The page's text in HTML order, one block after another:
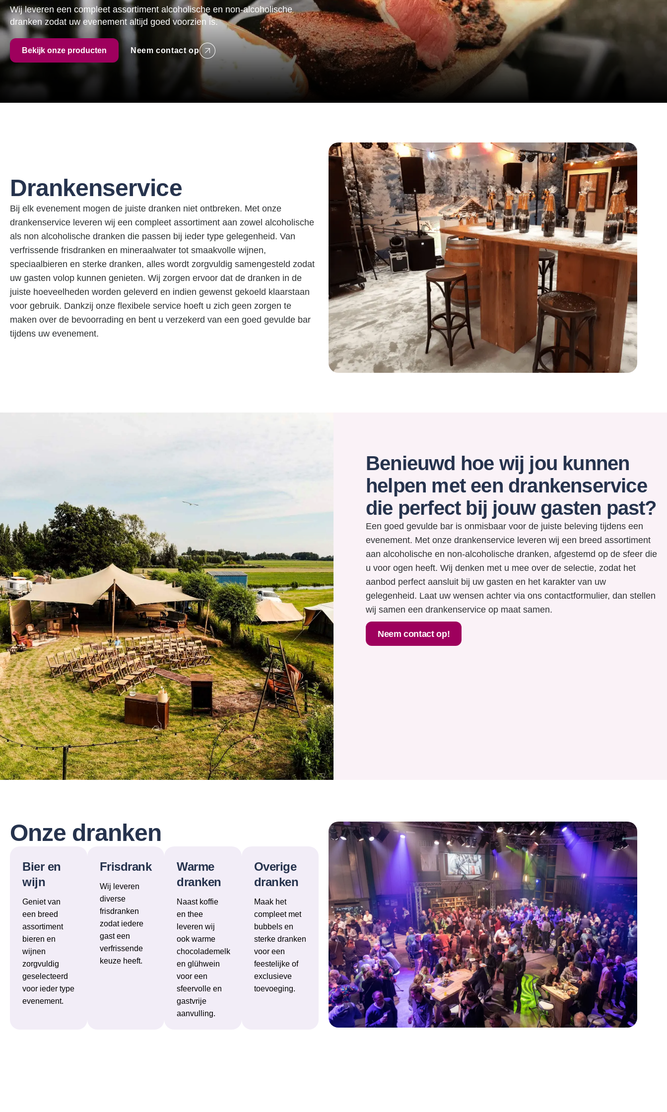
Wij leveren een compleet assortiment alcoholische en non-alcoholische
dranken zodat uw evenement altijd goed voorzien is.
Bekijk onze producten Neem contact op
Drankenservice
Bij elk evenement mogen de juiste dranken niet ontbreken. Met onze
drankenservice leveren wij een compleet assortiment aan zowel alcoholische
als non alcoholische dranken die passen bij ieder type gelegenheid. Van
verfrissende frisdranken en mineraalwater tot smaakvolle wijnen,
speciaalbieren en sterke dranken, alles wordt zorgvuldig samengesteld zodat
uw gasten volop kunnen genieten. Wij zorgen ervoor dat de dranken in de
juiste hoeveelheden worden geleverd en indien gewenst gekoeld klaarstaan
voor gebruik. Dankzij onze flexibele service hoeft u zich geen zorgen te
maken over de bevoorrading en bent u verzekerd van een goed gevulde bar
tijdens uw evenement.
Benieuwd hoe wij jou kunnen
helpen met een drankenservice
die perfect bij jouw gasten past?
Een goed gevulde bar is onmisbaar voor de juiste beleving tijdens een
evenement. Met onze drankenservice leveren wij een breed assortiment
aan alcoholische en non-alcoholische dranken, afgestemd op de sfeer die
u voor ogen heeft. Wij denken met u mee over de selectie, zodat het
aanbod perfect aansluit bij uw gasten en het karakter van uw
gelegenheid. Laat uw wensen achter via ons contactformulier, dan stellen
wij samen een drankenservice op maat samen.
Neem contact op!
Onze dranken
Bier en
wijn
Geniet van
een breed
assortiment
bieren en
wijnen
zorgvuldig
geselecteerd
voor ieder type
evenement.
Frisdrank
Wij leveren
diverse
frisdranken
zodat iedere
gast een
verfrissende
keuze heeft.
Warme
dranken
Naast koffie
en thee
leveren wij
ook warme
chocolademelk
en glühwein
voor een
sfeervolle en
gastvrije
aanvulling.
Overige
dranken
Maak het
compleet met
bubbels en
sterke dranken
voor een
feestelijke of
exclusieve
toevoeging.